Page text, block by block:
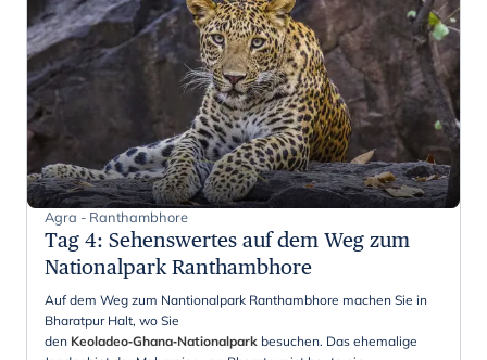
Agra - Ranthambhore
Tag 4: Sehenswertes auf dem Weg zum
Nationalpark Ranthambhore
Auf dem Weg zum Nantionalpark Ranthambhore machen Sie in
Bharatpur Halt, wo Sie
den Keoladeo‑Ghana‑Nationalpark besuchen. Das ehemalige